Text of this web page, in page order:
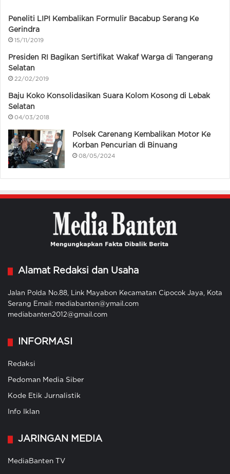
Peneliti LIPI Kembalikan Formulir Bacabup Serang Ke
Gerindra
15/11/2019
Presiden RI Bagikan Sertifikat Wakaf Warga di Tangerang
Selatan
22/02/2019
Baju Koko Konsolidasikan Suara Kolom Kosong di Lebak
Selatan
04/03/2018
Polsek Carenang Kembalikan Motor Ke
Korban Pencurian di Binuang
08/05/2024
Alamat Redaksi dan Usaha
Jalan Polda No.88, Link Mayabon Kecamatan Cipocok Jaya, Kota
Serang Email: mediabanten@ymail.com
mediabanten2012@gmail.com
INFORMASI
Redaksi
Pedoman Media Siber
Kode Etik Jurnalistik
Info Iklan
JARINGAN MEDIA
MediaBanten TV